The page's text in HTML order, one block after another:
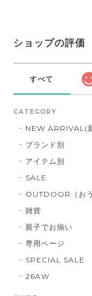
ショップの評価
すべて
CATEGORY
NEW ARRIVAL(
ブランド別
アイテム別
SALE
OUTDOOR（お
雑貨
親子でお揃い
専用ページ
SPECIAL SALE
26AW